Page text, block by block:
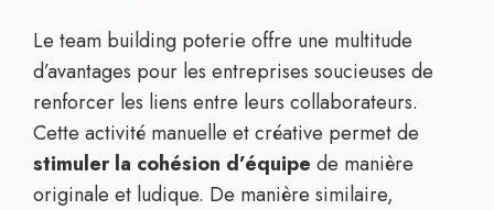
Le team building poterie offre une multitude
d’avantages pour les entreprises soucieuses de
renforcer les liens entre leurs collaborateurs.
Cette activité manuelle et créative permet de
stimuler la cohésion d’équipe de manière
originale et ludique. De manière similaire,